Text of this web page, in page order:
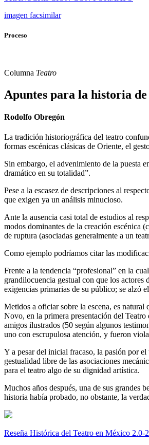
imagen facsimilar
Proceso
Columna Teatro
Apuntes para la historia
Rodolfo Obregón
La tradición historiográfica del teatro
formas escénicas clásicas de Oriente, el
Sin embargo, el advenimiento de la puesta
dramático en su totalidad”.
Pese a la escasez de descripciones al
que exigen ya un análisis minucioso.
Ante la ausencia casi total de estudios al
modos dominantes de la creación escénica
de ruptura (asociadas generalmente a un
Como ejemplo podríamos citar las
Frente a la tendencia “profesional” en la
grandilocuencia gestual con que los actores
exigencias primarias de su público; se alzó
Metidos a oficiar sobre la escena, es natural
Novo, en la primera presentación del
amigos ilustrados (50 según algunos
uno con escrupulosa atención, y fueron
Y a pesar del inicial fracaso, la pasión por
gestualidad libre de las asociaciones
para el teatro algo de su dignidad artística.
Muchos años después, una de sus
historia había probado, no obstante, la
Reseña Histórica del Teatro en México 2.0-